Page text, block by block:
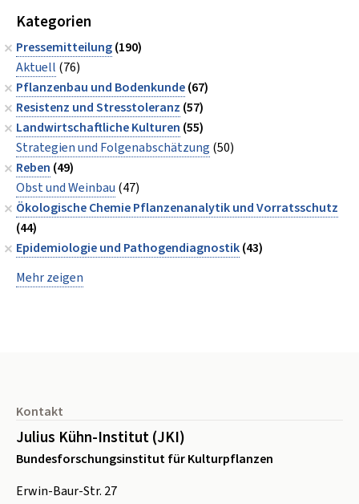
Kategorien
Pressemitteilung(190)
Aktuell (76)
Pflanzenbau und Bodenkunde(67)
Resistenz und Stresstoleranz (57)
Landwirtschaftliche Kulturen (55)
Strategien und Folgenabschätzung (50)
Reben (49)
Obst und Weinbau (47)
Ökologische Chemie Pflanzenanalytik und Vorratsschutz
(44)
Epidemiologie und Pathogendiagnostik(43)
Mehr zeigen
Kontakt
Julius Kühn-Institut (JKI)
Bundesforschungsinstitut für Kulturpflanzen
Erwin-Baur-Str. 27